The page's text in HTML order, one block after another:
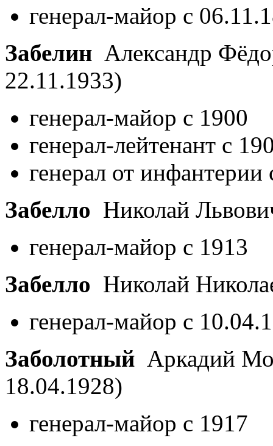
генерал-майор с
Забелин Александр
22.11.1933)
генерал-майор с 1900
генерал-лейтенант с
генерал от инфантерии
Забелло Николай
генерал-майор с 1913
Забелло Николай
генерал-майор с
Заболотный Аркадий
18.04.1928)
генерал-майор с 1917